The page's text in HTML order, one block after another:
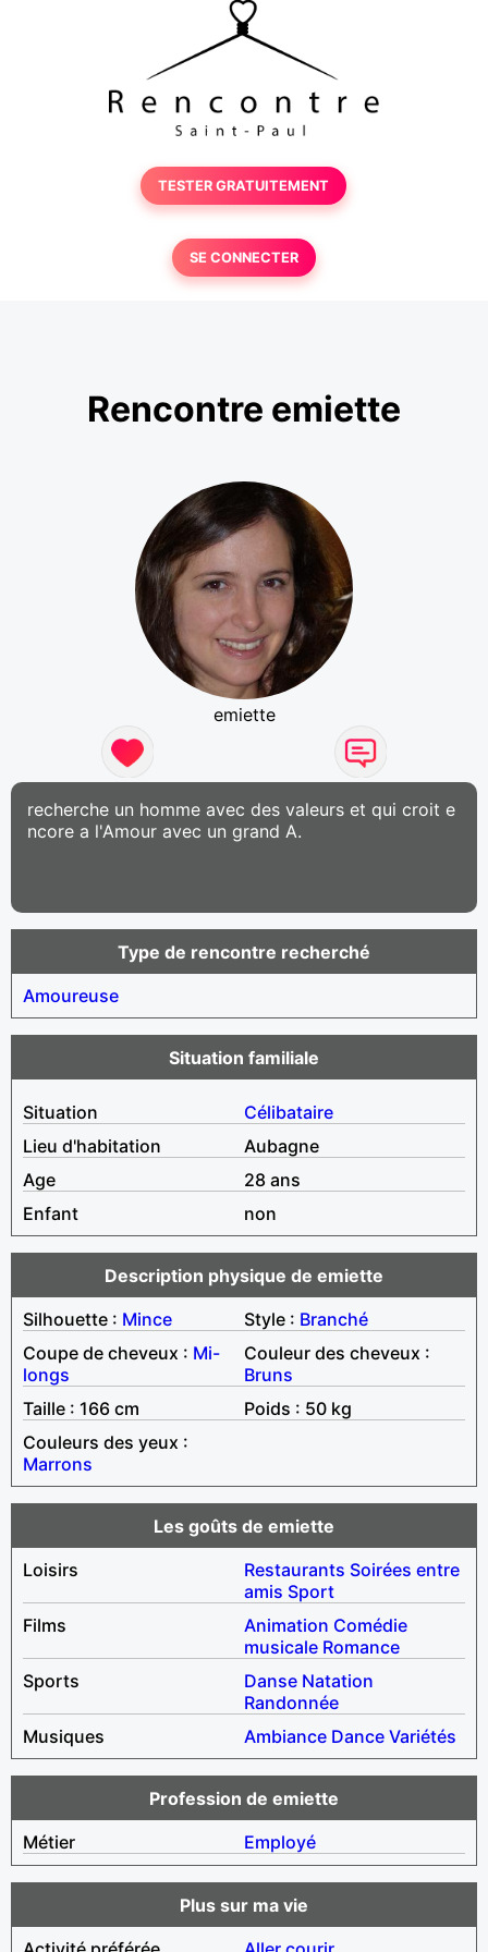
TESTER GRATUITEMENT
SE CONNECTER
Rencontre emiette
emiette
recherche un homme avec des valeurs et qui croit e
ncore a l'Amour avec un grand A.
Type de rencontre recherché
Amoureuse
Situation familiale
Situation
Célibataire
Lieu d'habitation
Aubagne
Age
28 ans
Enfant
non
Description physique de emiette
Silhouette : Mince Style : Branché
Coupe de cheveux : Mi-
longs
Couleur des cheveux :
Bruns
Taille : 166 cm
Poids : 50 kg
Couleurs des yeux :
Marrons
Les goûts de emiette
Loisirs
Restaurants Soirées entre
amis Sport
Films
Animation Comédie
musicale Romance
Sports
Danse Natation
Randonnée
Musiques
Ambiance Dance Variétés
Profession de emiette
Métier
Employé
Plus sur ma vie